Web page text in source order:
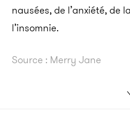
nausées, de l’anxiété, de
l’insomnie.
Source : Merry Jane